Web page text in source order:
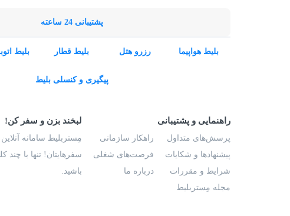
پشتیبانی 24 ساعته
بلیط هواپیما رزرو هتل بلیط قطار بلیط
پیگیری و کنسلی بلیط
راهنمایی و پشتیبانی
پرسش‌های متداول
پیشنهادها و شکایات
شرایط و مقررات
مجله مِستربلیط
راهکار سازمانی
فرصت‌های شغلی
درباره ما
لبخند بزن و سفر کن!
مِستربلیط سامانه
سفرهایتان! تنها با
باشید.